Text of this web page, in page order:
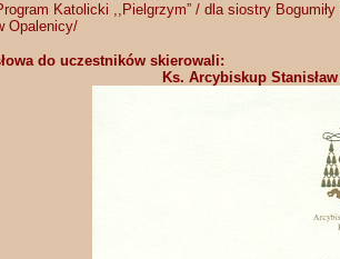
Katolicki ,,Pielgrzym” / dla siostry
Opalenicy/
do uczestników skierowali:
Ks. Arcybiskup